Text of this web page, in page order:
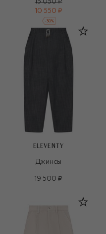
15 050 ₽
10 550 ₽
-30%
ELEVENTY
Джинсы
19 500 ₽